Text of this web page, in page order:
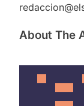
About The